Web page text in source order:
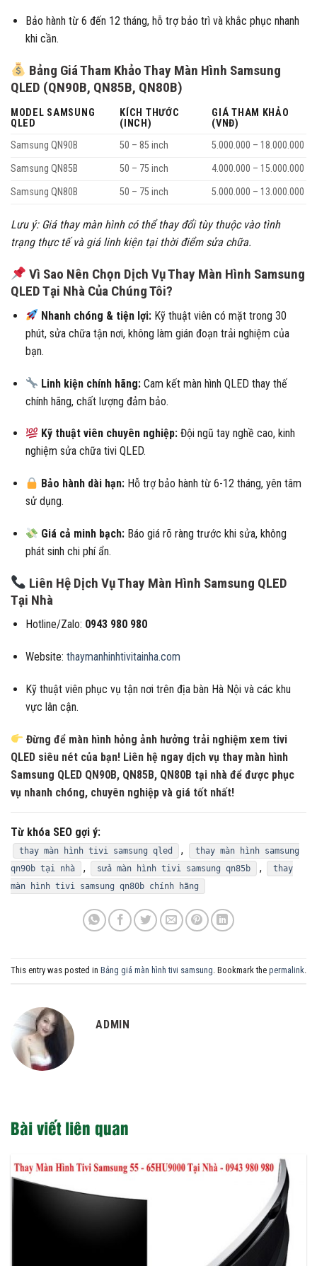
Bảo hành từ 6 đến 12 tháng, hỗ trợ bảo trì và khắc phục nhanh
khi cần.
Bảng Giá Tham Khảo Thay Màn Hình Samsung
QLED (QN90B, QN85B, QN80B)
MODEL SAMSUNG
QLED
KÍCH THƯỚC
(INCH)
GIÁ THAM KHẢO
(VNĐ)
Samsung QN90B
50 – 85 inch
5.000.000 – 18.000.000
Samsung QN85B
50 – 75 inch
4.000.000 – 15.000.000
Samsung QN80B
50 – 75 inch 5.000.000 – 13.000.000
Lưu ý: Giá thay màn hình có thể thay đổi tùy thuộc vào tình
trạng thực tế và giá linh kiện tại thời điểm sửa chữa.
Vì Sao Nên Chọn Dịch Vụ Thay Màn Hình Samsung
QLED Tại Nhà Của Chúng Tôi?
Nhanh chóng & tiện lợi: Kỹ thuật viên có mặt trong 30
phút, sửa chữa tận nơi, không làm gián đoạn trải nghiệm của
bạn.
Linh kiện chính hãng: Cam kết màn hình QLED thay thế
chính hãng, chất lượng đảm bảo.
Kỹ thuật viên chuyên nghiệp: Đội ngũ tay nghề cao, kinh
nghiệm sửa chữa tivi QLED.
Bảo hành dài hạn: Hỗ trợ bảo hành từ 6-12 tháng, yên tâm
sử dụng.
Giá cả minh bạch: Báo giá rõ ràng trước khi sửa, không
phát sinh chi phí ẩn.
Liên Hệ Dịch Vụ Thay Màn Hình Samsung QLED
Tại Nhà
Hotline/Zalo: 0943 980 980
Website: thaymanhinhtivitainha.com
Kỹ thuật viên phục vụ tận nơi trên địa bàn Hà Nội và các khu
vực lân cận.
Đừng để màn hình hỏng ảnh hưởng trải nghiệm xem tivi
QLED siêu nét của bạn! Liên hệ ngay dịch vụ thay màn hình
Samsung QLED QN90B, QN85B, QN80B tại nhà để được phục
vụ nhanh chóng, chuyên nghiệp và giá tốt nhất!
Từ khóa SEO gợi ý:
thay màn hình tivi samsung qled ,
thay màn hình samsung
qn90b tại nhà
, sửa màn hình tivi samsung qn85b ,
thay
màn hình tivi samsung qn80b chính hãng
This entry was posted in Bảng giá màn hình tivi samsung. Bookmark the permalink.
ADMIN
Bài viết liên quan